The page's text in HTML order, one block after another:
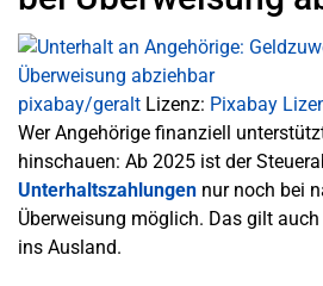
pixabay/geralt Lizenz: Pixabay
Wer Angehörige finanziell
hinschauen: Ab 2025 ist der
Unterhaltszahlungen nur noch bei
Überweisung möglich. Das gilt
ins Ausland.